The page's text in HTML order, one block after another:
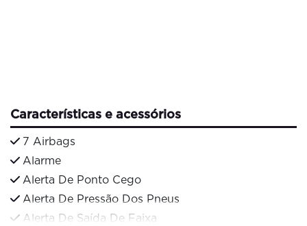
Características e acessórios
7 Airbags
Alarme
Alerta De Ponto Cego
Alerta De Pressão Dos Pneus
Alerta De Saída De Faixa